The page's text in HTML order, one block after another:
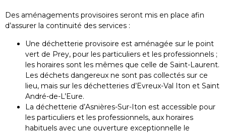
Des aménagements provisoires seront mis en place afin
d’assurer la continuité des services :
Une déchetterie provisoire est aménagée sur le point
vert de Prey, pour les particuliers et les professionnels ;
les horaires sont les mêmes que celle de Saint-Laurent.
Les déchets dangereux ne sont pas collectés sur ce
lieu, mais sur les déchetteries d’Evreux-Val Iton et Saint
André-de-L’Eure.
La déchetterie d’Asnières-Sur-Iton est accessible pour
les particuliers et les professionnels, aux horaires
habituels avec une ouverture exceptionnelle le